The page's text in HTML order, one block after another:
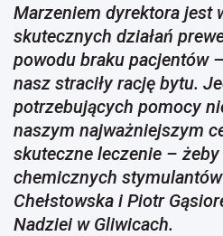
Marzeniem dyrektora jest
skutecznych działań
powodu braku pacjentów
nasz straciły rację bytu.
potrzebujących pomocy
naszym najważniejszym
skuteczne leczenie –
chemicznych
Chełstowska i Piotr
Nadziei w Gliwicach.